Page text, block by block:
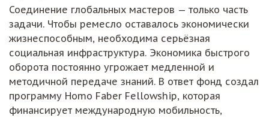
Соединение глобальных мастеров — только часть
задачи. Чтобы ремесло оставалось экономически
жизнеспособным, необходима серьёзная
социальная инфраструктура. Экономика быстрого
оборота постоянно угрожает медленной и
методичной передаче знаний. В ответ фонд создал
программу Homo Faber Fellowship, которая
финансирует международную мобильность,